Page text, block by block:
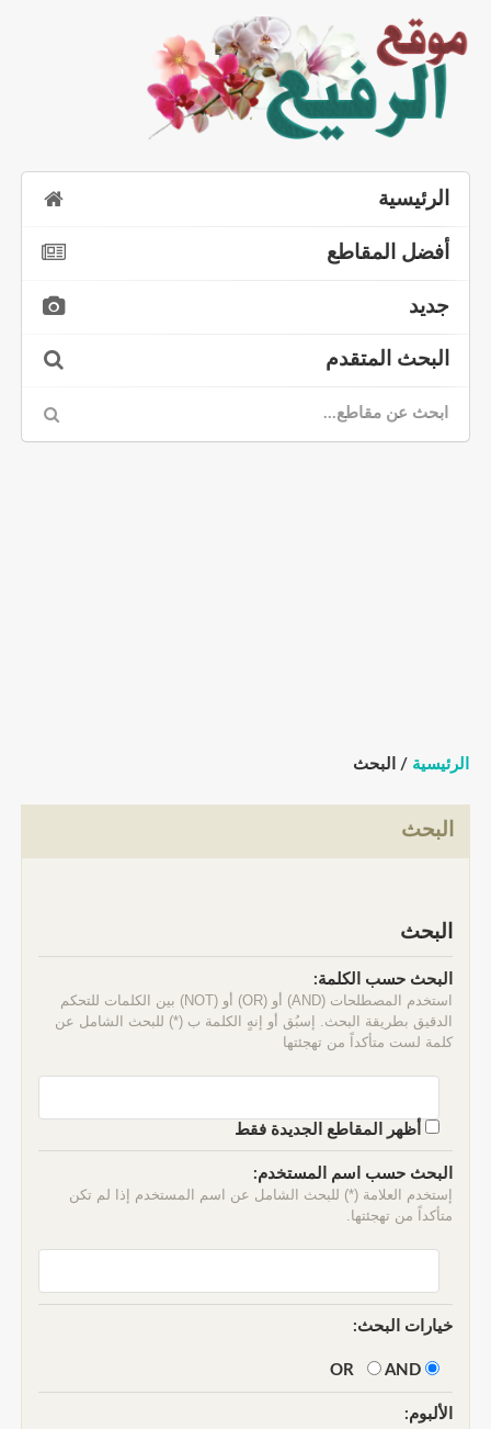
الرئيسية
أفضل المقاطع
جديد
البحث المتقدم
الرئيسية / البحث
البحث
البحث
البحث حسب الكلمة:
استخدم المصطلحات (AND) أو (OR) أو (NOT) بين الكلمات للتحكم
الدقيق بطريقة البحث. إسبُق أو إنهٍ الكلمة ب (*) للبحث الشامل عن
كلمة لست متأكداً من تهجئتها
أظهر المقاطع الجديدة فقط
البحث حسب اسم المستخدم:
إستخدم العلامة (*) للبحث الشامل عن اسم المستخدم إذا لم تكن
متأكداً من تهجئتها.
خيارات البحث:
AND
الألبوم: